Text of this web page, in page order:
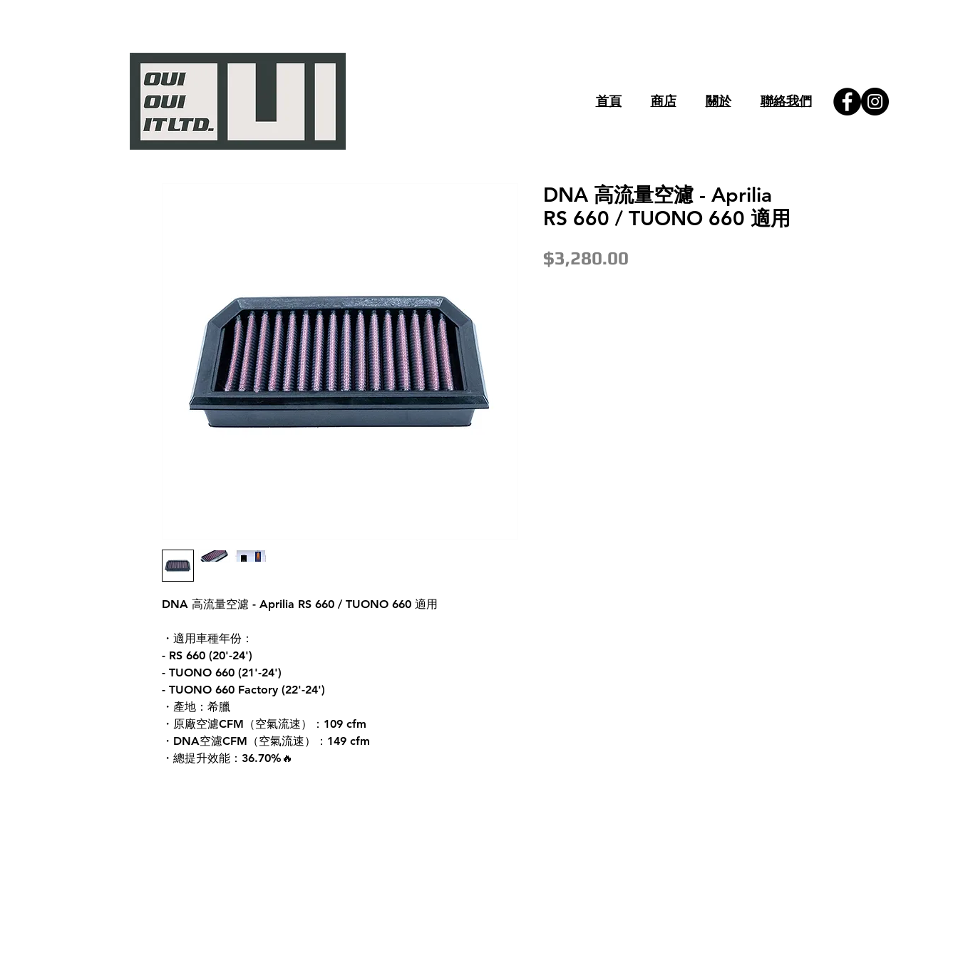
首頁 商店 關於 聯絡我們
DNA 高流量空濾 - Aprilia RS 660 / TUONO 660 適用
・適用車種年份：
- RS 660 (20'-24')
- TUONO 660 (21'-24')
- TUONO 660 Factory (22'-24')
・產地：希臘
・原廠空濾CFM（空氣流速）：109 cfm
・DNA空濾CFM（空氣流速）：149 cfm
・總提升效能：36.70%🔥
DNA 高流量空濾 - Aprilia
RS 660 / TUONO 660 適用
$3,280.00